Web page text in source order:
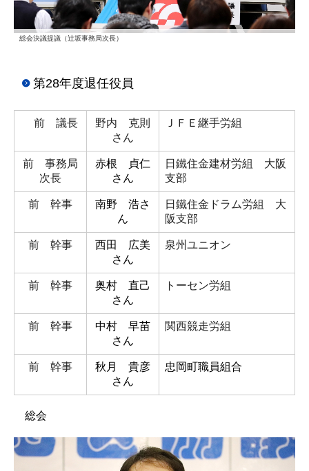
総会決議提議（辻坂事務局次長）
第28年度退任役員
前 議長
野内 克則
さん
ＪＦＥ継手労組
前 事務局
次長
赤根 貞仁
さん
日鐵住金建材労組 大阪
支部
前 幹事 南野 浩さ
ん
日鐵住金ドラム労組 大
阪支部
前 幹事
西田 広美
さん
泉州ユニオン
前 幹事
奥村 直己
さん
トーセン労組
前 幹事
中村 早苗
さん
関西競走労組
前 幹事
秋月 貴彦
さん
忠岡町職員組合
総会